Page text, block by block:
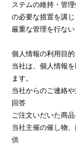
ステムの維持・管
の必要な措置を講
厳重な管理を行ない
個人情報の利用目的
当社は、個人情報
ます。
当社からのご連絡
回答
ご注文いだいた商
当社主催の催し物
供